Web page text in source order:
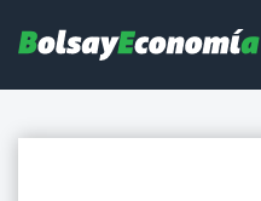
continuo, acciones de bolsa